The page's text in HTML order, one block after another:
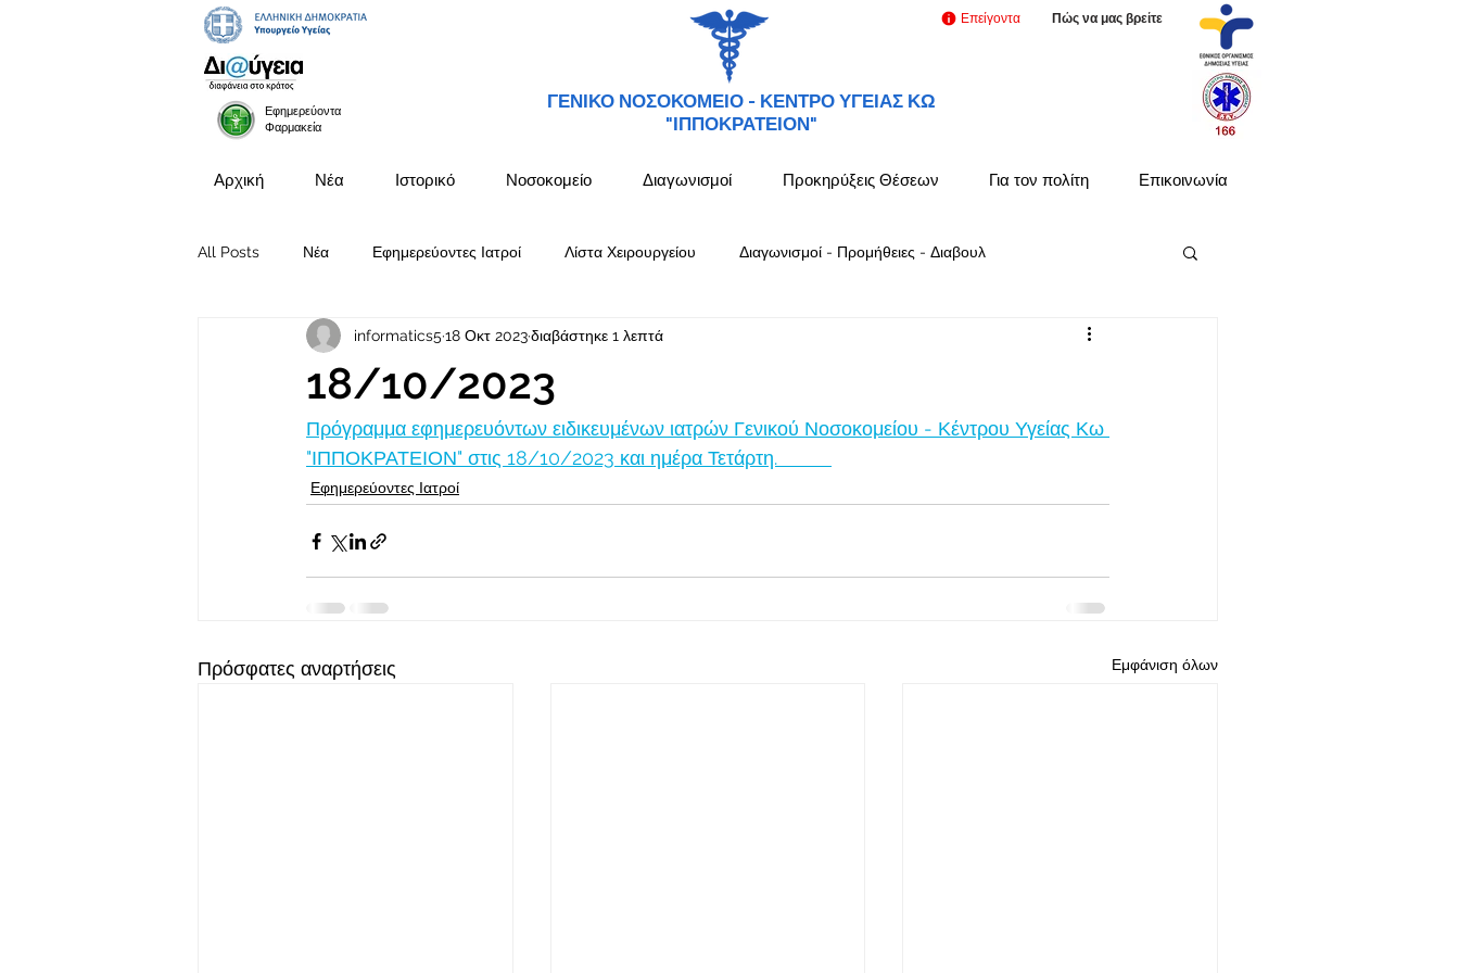
Εφημερεύοντα
Φαρμακεία
ΓΕΝΙΚΟ ΝΟΣΟΚΟΜΕΙΟ - ΚΕΝΤΡΟ ΥΓΕΙΑΣ ΚΩ
"ΙΠΠΟΚΡΑΤΕΙΟΝ"
Επείγοντα Πώς να μας βρείτε
Αρχική Νέα Ιστορικό Νοσοκομείο Διαγωνισμοί Προκηρύξεις Θέσεων Για τον πολίτη Επικοινωνία
All Posts Νέα Εφημερεύοντες Ιατροί Λίστα Χειρουργείου Διαγωνισμοί - Προμήθειες - Διαβουλ
Προκηρύξεις Θέσεων
18/10/2023
informatics5 18 Οκτ 2023διαβάστηκε 1 λεπτά
Πρόγραμμα εφημερευόντων ειδικευμένων ιατρών Γενικού Νοσοκομείου - Κέντρου Υγείας Κω
"ΙΠΠΟΚΡΑΤΕΙΟΝ" στις 18/10/2023 και ημέρα Τετάρτη.
Εφημερεύοντες Ιατροί
Πρόσφατες αναρτήσεις Εμφάνιση όλων